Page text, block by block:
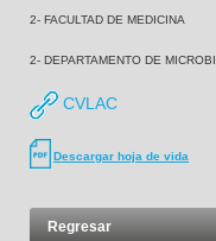
2- FACULTAD DE MEDICINA
2- DEPARTAMENTO DE
CVLAC
Descargar hoja de vida
Regresar